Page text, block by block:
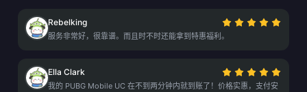
Rebelking
服务非常好，很靠谱。而且时不时还能拿到特惠福利。
Ella Clark
我的 PUBG Mobile UC 在不到两分钟内就到账了！价格实惠，支付安